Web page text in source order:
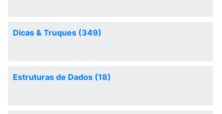
Dicas & Truques (349)
Estruturas de Dados (18)